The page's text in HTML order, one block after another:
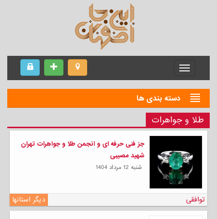
Menu
دسته بندی ها
طلا و جواهرات
جز فنی حرفه ای و انجمن طلا و جواهرات تهران
شهید مصیبی
شنبه 12 مرداد 1404
دیگر استانها توافقی